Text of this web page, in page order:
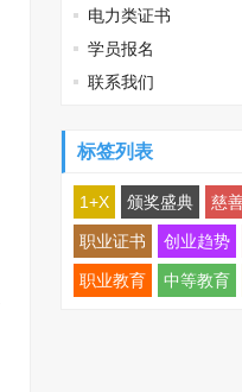
电力类证书
学员报名
联系我们
标签列表
1+X 颁奖盛典 慈
职业证书 创业趋势
职业教育 中等教育